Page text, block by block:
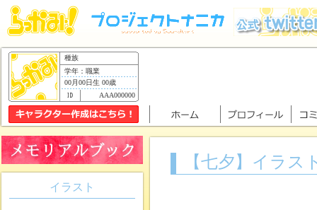
種族
学年：職業
00月00日生 00歳
AAA000000
【七夕】イラス
イラスト